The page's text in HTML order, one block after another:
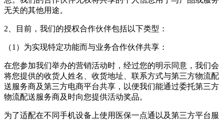
无关的其他用途。
2、目前，我们的授权合作伙伴包括以下类型：
（1）为实现特定功能而与业务合作伙伴共享：
在您参加我们举办的营销活动时，经过您的明示同意，我们会
将您提供的收货人姓名、收货地址、联系方式与第三方物流配
送服务商及第三方电商平台共享，以便我们能通过委托第三方
物流配送服务商及时向您提供活动奖品。
为了适配在不同手机设备上使用医保一点通以及第三方平台服